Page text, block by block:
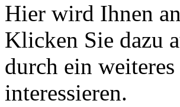
Hier wird Ihnen
Klicken Sie dazu
durch ein
interessieren.